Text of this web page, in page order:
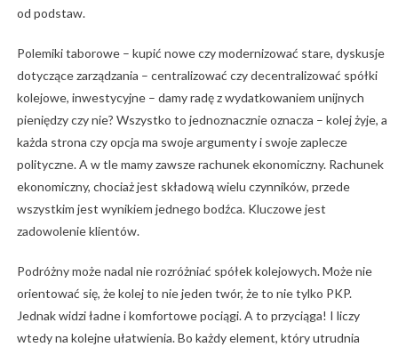
od podstaw.
Polemiki taborowe – kupić nowe czy modernizować stare, dyskusje
dotyczące zarządzania – centralizować czy decentralizować spółki
kolejowe, inwestycyjne – damy radę z wydatkowaniem unijnych
pieniędzy czy nie? Wszystko to jednoznacznie oznacza – kolej żyje, a
każda strona czy opcja ma swoje argumenty i swoje zaplecze
polityczne. A w tle mamy zawsze rachunek ekonomiczny. Rachunek
ekonomiczny, chociaż jest składową wielu czynników, przede
wszystkim jest wynikiem jednego bodźca. Kluczowe jest
zadowolenie klientów.
Podróżny może nadal nie rozróżniać spółek kolejowych. Może nie
orientować się, że kolej to nie jeden twór, że to nie tylko PKP.
Jednak widzi ładne i komfortowe pociągi. A to przyciąga! I liczy
wtedy na kolejne ułatwienia. Bo każdy element, który utrudnia